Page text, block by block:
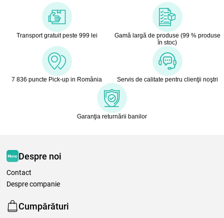
Transport gratuit peste 999 lei
Gamă largă de produse (99 % produse
în stoc)
7 836 puncte Pick-up in România Servis de calitate pentru clienţii noştri
Garanţia returnării banilor
Despre noi
Contact
Despre companie
Cumpărături